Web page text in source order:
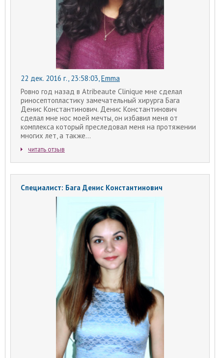
22 дек. 2016 г., 23:58:03,Emma
Ровно год назад в Atribeaute Clinique мне сделал
риносептопластику замечательный хирурга Бага
Денис Константинович. Денис Константинович
сделал мне нос моей мечты, он избавил меня от
комплекса который преследовал меня на протяжении
многих лет, а также...
читать отзыв
Специалист: Бага Денис Константинович